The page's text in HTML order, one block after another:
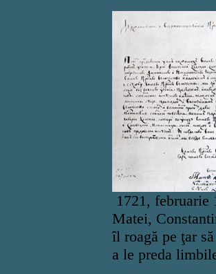
1721,
Matei,
îl roagă pe ţar
a le preda